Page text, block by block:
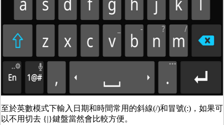
至於英數模式下輸入日期和時間常用的斜線(/)和冒號(:)，如果可
以不用切去 {|}鍵盤當然會比較方便。